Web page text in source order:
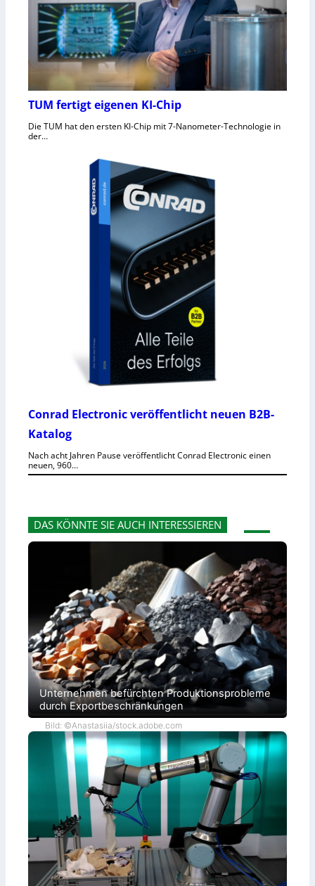
TUM fertigt eigenen KI-Chip
Die TUM hat den ersten KI-Chip mit 7-Nanometer-Technologie in
der…
Conrad Electronic veröffentlicht neuen B2B-
Katalog
Nach acht Jahren Pause veröffentlicht Conrad Electronic einen
neuen, 960…
DAS KÖNNTE SIE AUCH INTERESSIEREN
Unternehmen befürchten Produktionsprobleme
durch Exportbeschränkungen
Bild: ©Anastasiia/stock.adobe.com